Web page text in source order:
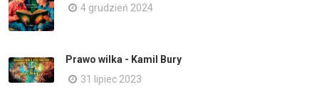
4 grudzień 2024
Prawo wilka - Kamil Bury
31 lipiec 2023